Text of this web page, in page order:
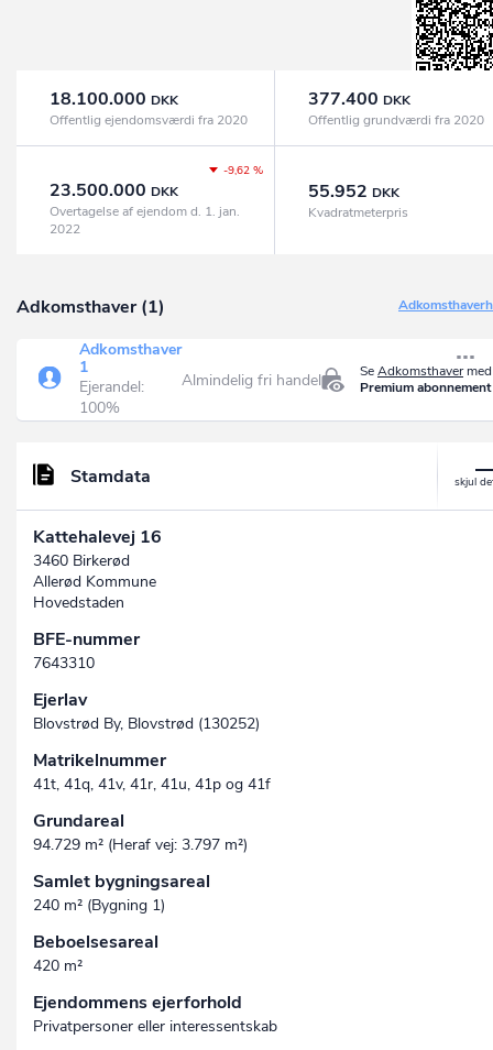
18.100.000 DKK
Offentlig ejendomsværdi fra 2020
377.400 DKK
Offentlig grundværdi fra 2020
-9,62 %
23.500.000 DKK
Overtagelse af ejendom d. 1. jan.
2022
55.952 DKK
Kvadratmeterpris
Adkomsthaver (1)
SeAdkomsthaver
Premium abonnement
Adkomsthaver
1
Ejerandel:
100%
Almindelig fri handel
Stamdata
Kattehalevej 16
3460 Birkerød
Allerød Kommune
Hovedstaden
BFE-nummer
7643310
Ejerlav
Blovstrød By, Blovstrød (130252)
Matrikelnummer
41t, 41q, 41v, 41r, 41u, 41p og 41f
Grundareal
94.729 m² (Heraf vej: 3.797 m²)
Samlet bygningsareal
240 m² (Bygning 1)
Beboelsesareal
420 m²
Ejendommens ejerforhold
Privatpersoner eller interessentskab